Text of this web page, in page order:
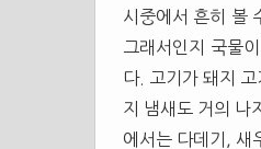
시중에서 흔히 볼
그래서인지 국물
다. 고기가 돼지
지 냄새도 거의 나
에서는 다데기, 새